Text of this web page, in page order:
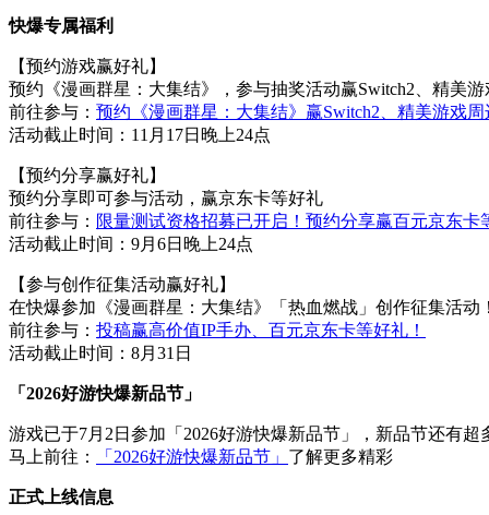
快爆专属福利
【预约游戏赢好礼】
预约《漫画群星：大集结》，参与抽奖活动赢Switch2、精美游
前往参与： 预约《漫画群星：大集结》赢Switch2、精美游戏周
活动截止时间：11月17日晚上24点
【预约分享赢好礼】
预约分享即可参与活动，赢京东卡等好礼
前往参与： 限量测试资格招募已开启！预约分享赢百元京东卡
活动截止时间：9月6日晚上24点
【参与创作征集活动赢好礼】
在快爆参加《漫画群星：大集结》「热血燃战」创作征集活动
前往参与： 投稿赢高价值IP手办、百元京东卡等好礼！
活动截止时间：8月31日
「2026好游快爆新品节」
游戏已于7月2日参加「2026好游快爆新品节」，新品节还有
马上前往：
「2026好游快爆新品节」 了解更多精彩
正式上线信息